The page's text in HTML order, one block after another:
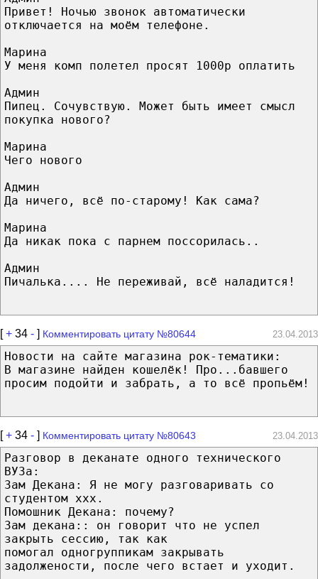
Привет! Ночью звонок автоматически
отключается на моём телефоне.
Марина
У меня комп полетел просят 1000р оплатить
Админ
Пипец. Сочувствую. Может быть имеет смысл
покупка нового?
Марина
Чего нового
Админ
Да ничего, всё по-старому! Как сама?
Марина
Да никак пока с парнем поссорилась..
Админ
Пичалька.... Не переживай, всё наладится!
[+ 34 - ] Комментировать цитату №80644 23.04.2013
Новости на сайте магазина рок-тематики:
В магазине найден кошелёк! Про...бавшего
просим подойти и забрать, а то всё пропьём!
[+ 34 - ] Комментировать цитату №80643 23.04.2013
Разговор в деканате одного технического
ВУЗа:
Зам Декана: Я не могу разговаривать со
студентом xxx.
Помошник Декана: почему?
Зам декана:: он говорит что не успел
закрыть сессию, так как
помогал одногруппикам закрывать
задолжености, после чего встает и уходит.